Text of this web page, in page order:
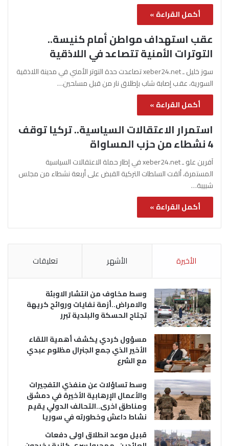
أكمل القراءة »
عقب استهداف مواطن أمام كنيسة..
التوترات الأمنية تتصاعد في اللاذقية
سوز خليل ـ xeber24.net تصاعدت حدة التوتر الأمني في مدينة اللاذقية
السورية، عقب إصابة شاب بإطلاق نار من قبل مسلحين…
أكمل القراءة »
استمرار الاعتقالات السياسية.. تركيا توقف
4 نشطاء من حزب المساواة
آفرين علو ـ xeber24.net في إطار حملة الاعتقالات السياسية
المستمرة، ألقت السلطات التركية القبض على أربعة نشطاء من مجلس
شبيبة…
أكمل القراءة »
الأخيرة الأشهر تعليقات
وسط مخاوف من انتشار الاوبئة
والامراض..أزمة نفايات وروائح كريهة
تجتاح الحسكة والبلدية تبرر
مسؤول كردي يكشف أهمية اللقاء
الأخير الذي جمع الجنرال مظلوم عبدي
مع الشرع
وسط تساؤلات عن منفذي التفجيرات
والأعمال الإرهابية الأخيرة في دمشق
ومناطق اخرى..التحالف الدولي يقيم
نشاط داعش وخطورته في سوريا
قبيل موعد انطلاق اولى دفعات